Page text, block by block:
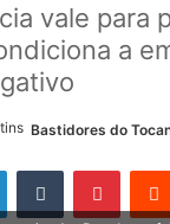
vale para
a
Bastidores do